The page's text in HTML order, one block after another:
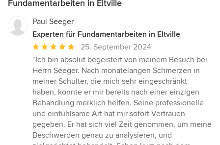
Fundamentarbeiten in Eltville
Paul Seeger
Experten für Fundamentarbeiten in Eltville
Durchschnittliche
Bewertung:
5
von
5
Sternen
25. September 2024
“Ich bin absolut begeistert von meinem Besuch bei
Herrn Seeger. Nach monatelangen Schmerzen in
meiner Schulter, die mich sehr eingeschränkt
haben, konnte er mir bereits nach einer einzigen
Behandlung merklich helfen. Seine professionelle
und einfühlsame Art hat mir sofort Vertrauen
gegeben. Er hat sich viel Zeit genommen, um meine
Beschwerden genau zu analysieren, und